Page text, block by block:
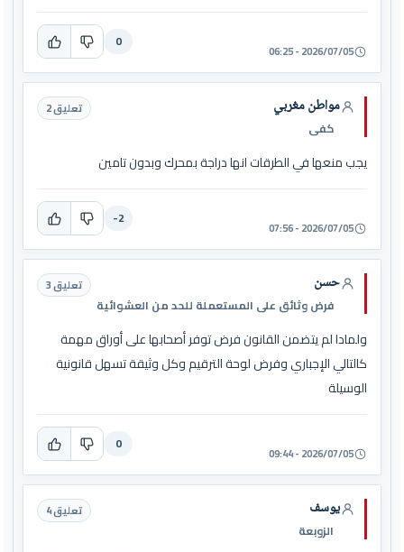
2026/07/05 - 06:25
0
مواطن مغربي
كفى
تعليق 2
يجب منعها في الطرقات انها دراجة بمحرك وبدون تامين
2026/07/05 - 07:56
-2
حسن
فرض وثائق على المستعملة للحد من العشوائية
تعليق 3
ولمادا لم يتضمن القانون فرض توفر أصحابها على أوراق مهمة
كالتالي الإجباري وفرض لوحة الترقيم وكل وثيقة تسهل قانونية
الوسيلة
2026/07/05 - 09:44
0
يوسف
الزوبعة
تعليق 4